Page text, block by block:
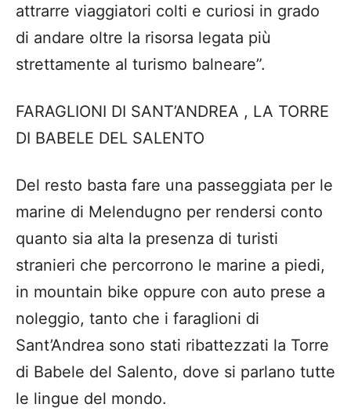
attrarre viaggiatori colti e curiosi in grado
di andare oltre la risorsa legata più
strettamente al turismo balneare”.
FARAGLIONI DI SANT’ANDREA , LA TORRE
DI BABELE DEL SALENTO
Del resto basta fare una passeggiata per le
marine di Melendugno per rendersi conto
quanto sia alta la presenza di turisti
stranieri che percorrono le marine a piedi,
in mountain bike oppure con auto prese a
noleggio, tanto che i faraglioni di
Sant’Andrea sono stati ribattezzati la Torre
di Babele del Salento, dove si parlano tutte
le lingue del mondo.